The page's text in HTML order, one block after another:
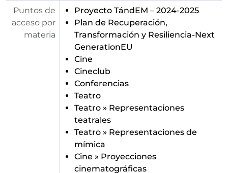
[Unidad documental simple] 49 - Invitación y programa para el ciclo de tres conferencias ilustradas con escenas "Mayoría de edad del teatro independiente argentino" ofrecida por Carlos Miguel Suarez Radillo, celebrado el 16, 23 y 30 de marzo de 1965
[Unidad documental simple] 50 - Invitación y programa "Paul Claudel y la pasión por la Tierra de Dios" ofrecida por Juan Guerrero Zamora, celebrado el 18 de marzo de 1965
[Unidad documental simple] 51 - Invitación y programa para el
[Unidad documental simple] 52 - Invitación y programa para el Teatro de Cámara y Ensayo
[Unidad documental simple] 54 - Invitación y programa para la lectura escenificada de "Mi desconcertante intimidad" ofrecida por Concha Llorca, celebrado el 17 de mayo de 1965
[Unidad documental simple] 55 - Invitación y programa para la lectura escenificada de "El silencio de Dios" ofrecida por Eduardo M. del Portillo, celebrado el 21 de mayo de 1965
[Unidad documental simple] 56 - Invitación y programa para la representación de "Tres Monólogos" de Los Goliardos ofrecida por Ángel Facio, celebrado el 28 de mayo de 1965
[Fracción de serie] 221 - Libro de programas e invitaciones de los actos celebrados en el Ateneo de Madrid para el curso 1965-1966
[Fracción de serie] 222 - Libro de programas e invitaciones de los actos celebrados en el Ateneo de Madrid para el curso 1965-1966
[Fracción de serie] 223 - Libro de programas e invitaciones de los actos celebrados en el Ateneo de Madrid para el curso 1965-1966
[Fracción de serie] 224 - Libro de programas e invitaciones de los actos celebrados en el Ateneo de Madrid para el curso 1966-1967
[Fracción de serie] 225 - Libro de programas e invitaciones de los actos celebrados en el Ateneo de Madrid para el curso 1966-1967
[Fracción de serie] 226 - Libro de programas e invitaciones de los actos celebrados en el Ateneo de Madrid para el curso 1966-1967
Puntos de
acceso por
materia
Proyecto TándEM – 2024-2025
Plan de Recuperación,
Transformación y Resiliencia-Next
GenerationEU
Cine
Cineclub
Conferencias
Teatro
Teatro » Representaciones
teatrales
Teatro » Representaciones de
mímica
Cine » Proyecciones
cinematográficas